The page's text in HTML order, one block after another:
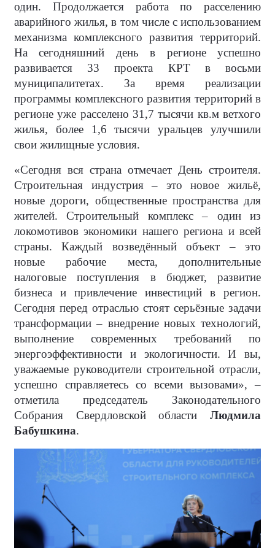
один. Продолжается работа по расселению
аварийного жилья, в том числе с использованием
механизма комплексного развития территорий.
На сегодняшний день в регионе успешно
развивается 33 проекта КРТ в восьми
муниципалитетах. За время реализации
программы комплексного развития территорий в
регионе уже расселено 31,7 тысячи кв.м ветхого
жилья, более 1,6 тысячи уральцев улучшили
свои жилищные условия.
«Сегодня вся страна отмечает День строителя.
Строительная индустрия – это новое жильё,
новые дороги, общественные пространства для
жителей. Строительный комплекс – один из
локомотивов экономики нашего региона и всей
страны. Каждый возведённый объект – это
новые рабочие места, дополнительные
налоговые поступления в бюджет, развитие
бизнеса и привлечение инвестиций в регион.
Сегодня перед отраслью стоят серьёзные задачи
трансформации – внедрение новых технологий,
выполнение современных требований по
энергоэффективности и экологичности. И вы,
уважаемые руководители строительной отрасли,
успешно справляетесь со всеми вызовами», –
отметила председатель Законодательного
Собрания Свердловской области Людмила
Бабушкина.